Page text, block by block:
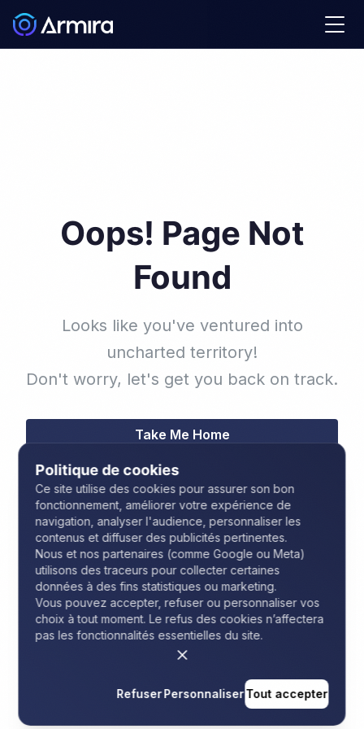
Oops! Page Not
Found
Looks like you've ventured into
uncharted territory!
Don't worry, let's get you back on track.
Take Me Home
Go Back
Politique de cookies
Ce site utilise des cookies pour assurer son bon
fonctionnement, améliorer votre expérience de
navigation, analyser l'audience, personnaliser les
contenus et diffuser des publicités pertinentes.
Nous et nos partenaires (comme Google ou Meta)
utilisons des traceurs pour collecter certaines
données à des fins statistiques ou marketing.
Vous pouvez accepter, refuser ou personnaliser vos
choix à tout moment. Le refus des cookies n’affectera
pas les fonctionnalités essentielles du site.
RefuserPersonnaliserTout accepter